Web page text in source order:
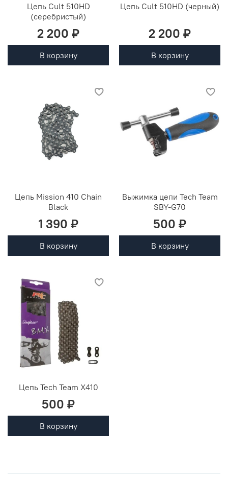
Цепь Cult 510HD
(серебристый)
2 200 ₽
В корзину
Цепь Cult 510HD (черный)
2 200 ₽
В корзину
Цепь Mission 410 Chain
Black
1 390 ₽
В корзину
Выжимка цепи Tech Team
SBY-G70
500 ₽
В корзину
Цепь Tech Team X410
500 ₽
В корзину